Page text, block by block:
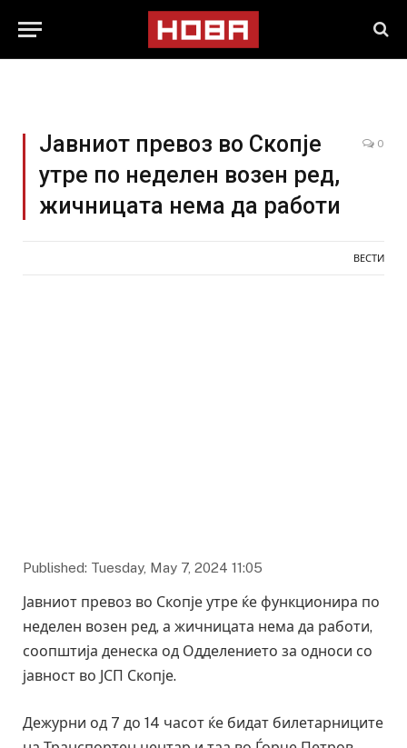
Јавниот превоз во Скопје
утре по неделен возен ред,
жичницата нема да работи
0
ВЕСТИ
Published: Tuesday, May 7, 2024 11:05
Јавниот превоз во Скопје утре ќе функционира по
неделен возен ред, а жичницата нема да работи,
соопштија денеска од Одделението за односи со
јавност во ЈСП Скопје.
Дежурни од 7 до 14 часот ќе бидат билетарниците